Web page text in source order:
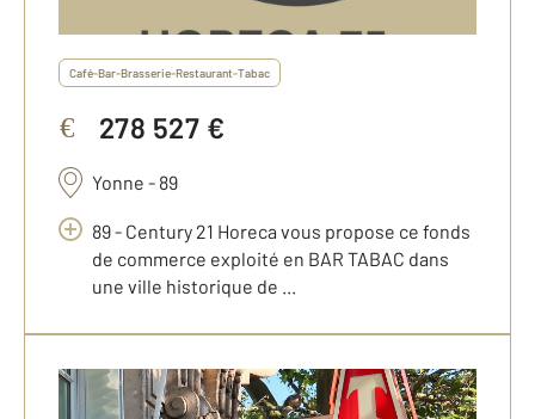
Café-Bar-Brasserie-Restaurant-Tabac
€ 278 527 €
Yonne - 89
89 - Century 21 Horeca vous propose ce fonds
de commerce exploité en BAR TABAC dans
une ville historique de ...